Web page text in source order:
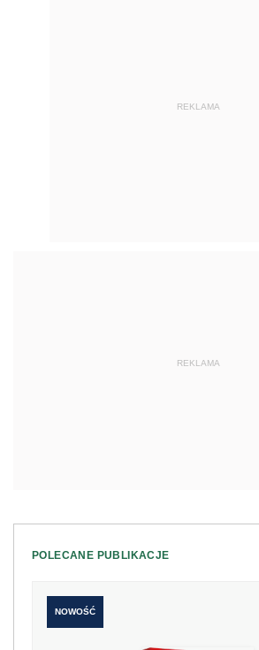
REKLAMA
REKLAMA
POLECANE PUBLIKACJE
NOWOŚĆ